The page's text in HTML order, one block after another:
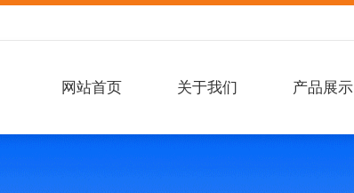
网站首页 关于我们 产品展示